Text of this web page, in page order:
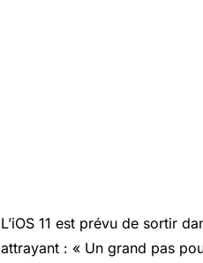
L’iOS 11 est prévu de sortir
attrayant : « Un grand pas